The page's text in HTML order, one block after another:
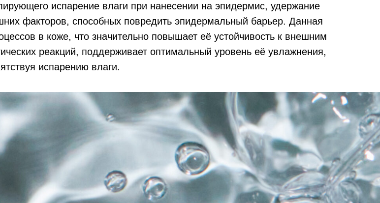
испарение влаги при нанесении на эпидермис, удержание
факторов, способных повредить эпидермальный барьер. Данная
в коже, что значительно повышает её устойчивость к внешним
реакций, поддерживает оптимальный уровень её увлажнения,
испарению влаги.